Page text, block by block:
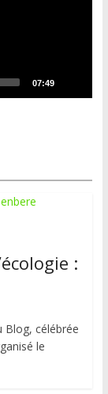
07:49
:
Blog, célébrée
le